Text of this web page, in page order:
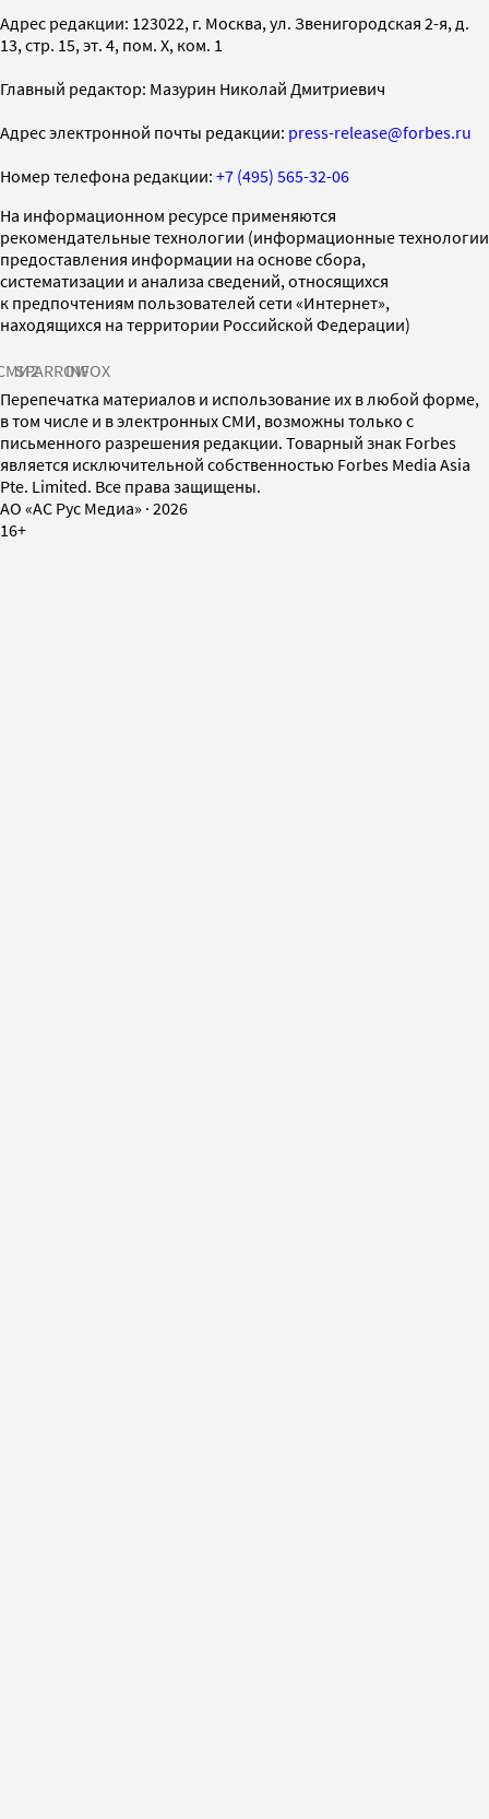
Адрес редакции: 123022, г. Москва, ул. Звенигородская 2-я, д.
13, стр. 15, эт. 4, пом. X, ком. 1
Главный редактор: Мазурин Николай Дмитриевич
Адрес электронной почты редакции: press-release@forbes.ru
Номер телефона редакции: +7 (495) 565-32-06
На информационном ресурсе применяются
рекомендательные технологии (информационные технологии
предоставления информации на основе сбора,
систематизации и анализа сведений, относящихся
к предпочтениям пользователей сети «Интернет»,
находящихся на территории Российской Федерации)
SPARROWINFOX
Перепечатка материалов и использование их в любой форме,
в том числе и в электронных СМИ, возможны только с
письменного разрешения редакции. Товарный знак Forbes
является исключительной собственностью Forbes Media Asia
Pte. Limited. Все права защищены.
AO «АС Рус Медиа» · 2026
16+